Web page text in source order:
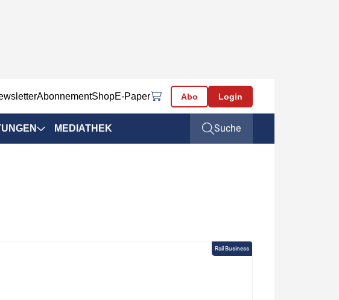
AbonnementShopE-Paper Abo Login
MEDIATHEK Suche
Rail Business